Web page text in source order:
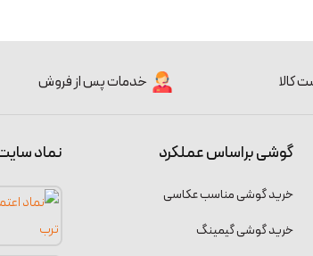
کالا خدمات پس از فروش
گوشی براساس عملکرد
خرید گوشی مناسب عکاسی
خرید گوشی گیمینگ
نماد